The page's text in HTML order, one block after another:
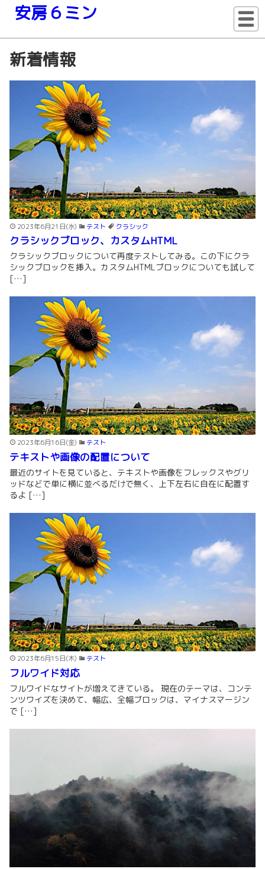
安房６ミン
新着情報
2023年6月21日(水) テスト クラシック
クラシックブロック、カスタムHTML
クラシックブロックについて再度テストしてみる。この下にクラ
シックブロックを挿入。カスタムHTMLブロックについても試して
[…]
2023年6月16日(金) テスト
テキストや画像の配置について
最近のサイトを見ていると、テキストや画像をフレックスやグリ
ッドなどで単に横に並べるだけで無く、上下左右に自在に配置す
るよ […]
2023年6月15日(木) テスト
フルワイド対応
フルワイドなサイトが増えてきている。 現在のテーマは、コンテ
ンツワイズを決めて、幅広、全幅ブロックは、マイナスマージン
で […]